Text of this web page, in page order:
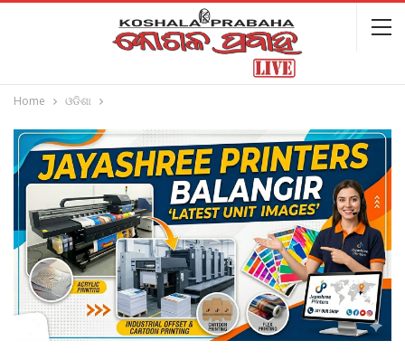
Home ଓଡିଶା